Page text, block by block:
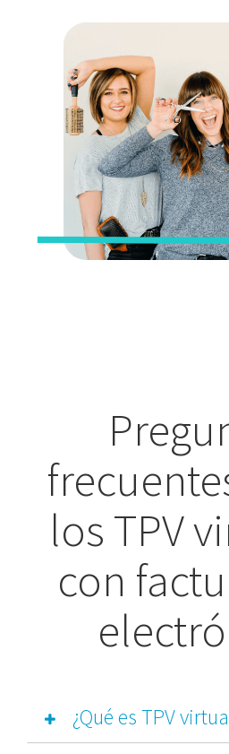
los TPV
con
¿Qué es TPV